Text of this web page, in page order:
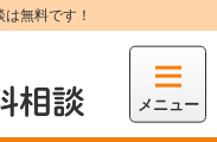
無料です！
メニュー